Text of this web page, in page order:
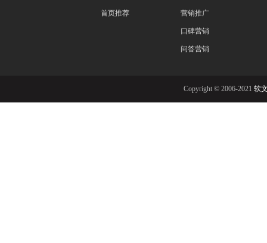
首页推荐 营销推广
口碑营销
问答营销
Copyright © 2006-2021 软